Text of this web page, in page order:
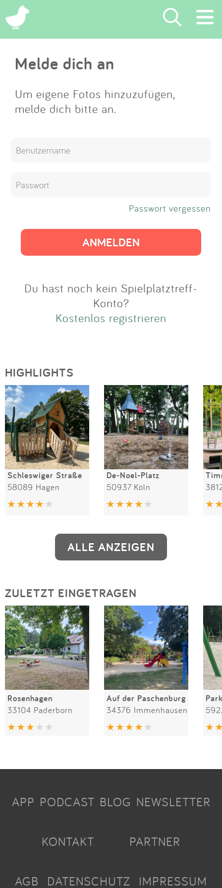
×
Suchen
Eintragen
App
Melde dich an
Um eigene Fotos hinzuzufügen,
melde dich bitte an.
Passwort vergessen
Du hast noch kein Spielplatztreff-
Konto?
Kostenlos registrieren
HIGHLIGHTS
Schleswiger Straße
58089 Hagen
De-Noel-Platz
50937 Köln
ALLE ANZEIGEN
ZULETZT EINGETRAGEN
Rosenhagen
33104 Paderborn
Auf der Paschenburg
34376 Immenhausen
APP PODCAST BLOG NEWSLETTER
KONTAKT PARTNER
AGB DATENSCHUTZ IMPRESSUM